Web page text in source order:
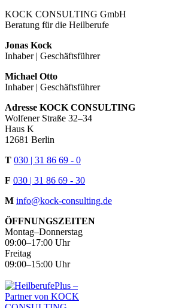
KOCK CONSUL­TING GmbH
Beratung für die Heil­be­rufe
Jonas Kock
Inhaber | Geschäfts­führer
Michael Otto
Inhaber | Geschäfts­führer
Adresse KOCK CONSUL­TING
Wolfener Straße 32–34
Haus K
12681 Berlin
T 030 | 31 86 69 - 0
F 030 | 31 86 69 - 30
M info@kock-consulting.de
ÖFFNUNGSZEITEN
Montag–Donnerstag
09:00–17:00 Uhr
Freitag
09:00–15:00 Uhr